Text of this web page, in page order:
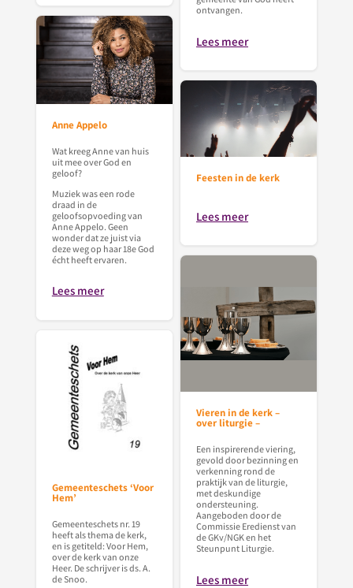
ontvangen.
Lees meer
Anne Appelo
Wat kreeg Anne van huis
uit mee over God en
geloof?
Muziek was een rode
draad in de
geloofsopvoeding van
Anne Appelo. Geen
wonder dat ze juist via
deze weg op haar 18e God
écht heeft ervaren.
Lees meer
Feesten in de kerk
Lees meer
Vieren in de kerk –
over liturgie –
Een inspirerende viering,
gevold door bezinning en
verkenning rond de
praktijk van de liturgie,
met deskundige
ondersteuning.
Aangeboden door de
Commissie Eredienst van
de GKv/NGK en het
Steunpunt Liturgie.
Lees meer
Gemeenteschets ‘Voor
Hem’
Gemeenteschets nr. 19
heeft als thema de kerk,
en is getiteld: Voor Hem,
over de kerk van onze
Heer. De schrijver is ds. A.
de Snoo.